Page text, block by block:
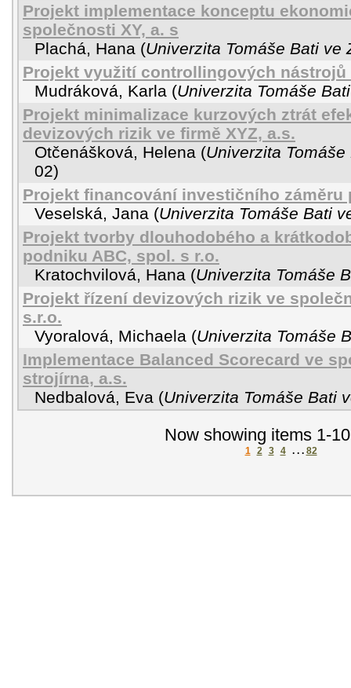
Projekt implementace konceptu
společnosti XY, a. s
Plachá, Hana (Univerzita Tomáše Bati ve
Projekt využití controllingových nástrojů
Mudráková, Karla (Univerzita Tomáše
Projekt minimalizace kurzových ztrát
devizových rizik ve firmě XYZ, a.s.
Otčenášková, Helena (Univerzita
02)
Projekt financování investičního záměru
Veselská, Jana (Univerzita Tomáše Bati
Projekt tvorby dlouhodobého a
podniku ABC, spol. s r.o.
Kratochvilová, Hana (Univerzita Tomáše
Projekt řízení devizových rizik ve
s.r.o.
Vyoralová, Michaela (Univerzita Tomáše
Implementace Balanced Scorecard ve
strojírna, a.s.
Nedbalová, Eva (Univerzita Tomáše Bati
Now showing items 1-
1 2 3 4 . . . 82